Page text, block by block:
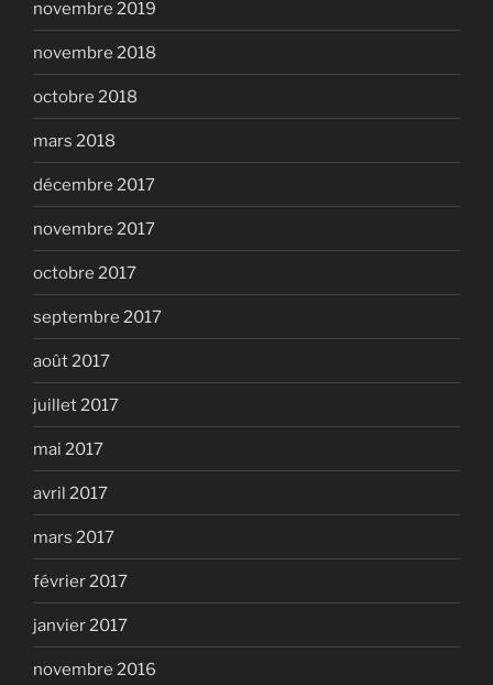
novembre 2019
novembre 2018
octobre 2018
mars 2018
décembre 2017
novembre 2017
octobre 2017
septembre 2017
août 2017
juillet 2017
mai 2017
avril 2017
mars 2017
février 2017
janvier 2017
novembre 2016